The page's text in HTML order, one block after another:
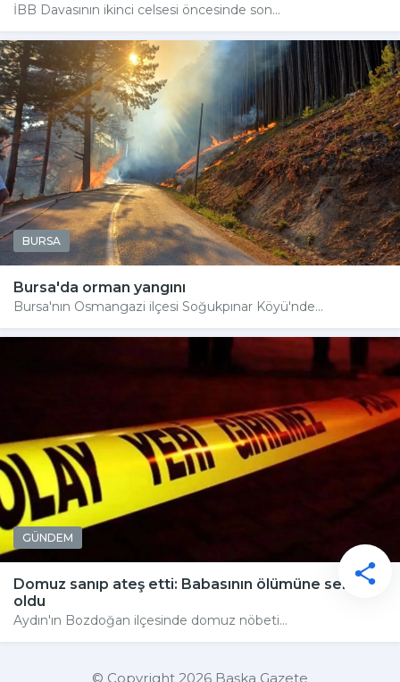
İBB Davasının ikinci celsesi öncesinde son...
BURSA
Bursa'da orman yangını
Bursa'nın Osmangazi ilçesi Soğukpınar Köyü'nde...
GÜNDEM
Domuz sanıp ateş etti: Babasının ölümüne sebep
oldu
Aydın'ın Bozdoğan ilçesinde domuz nöbeti...
© Copyright 2026 Başka Gazete